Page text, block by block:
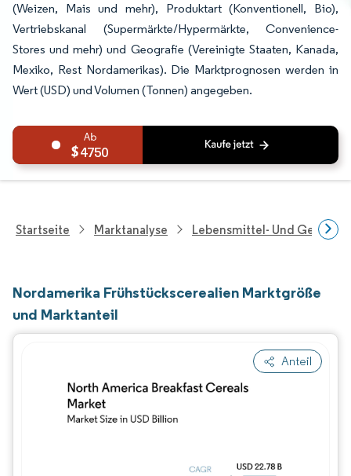
(Weizen, Mais und mehr), Produktart (Konventionell, Bio),
Vertriebskanal (Supermärkte/Hypermärkte, Convenience-
Stores und mehr) und Geografie (Vereinigte Staaten, Kanada,
Mexiko, Rest Nordamerikas). Die Marktprognosen werden in
Wert (USD) und Volumen (Tonnen) angegeben.
4750
Startseite Marktanalyse Lebensmittel- Und
Nordamerika Frühstückscerealien Marktgröße
und Marktanteil
Anteil